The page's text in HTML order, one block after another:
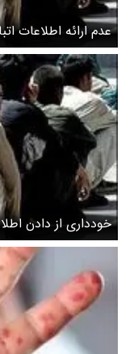
عدم ارائه اطلاعات
قانونی دارد
خودداری از دادن